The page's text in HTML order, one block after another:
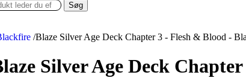
Søg
/Blaze Silver Age Deck Chapter 3 - Flesh & Blood -
Silver Age Deck